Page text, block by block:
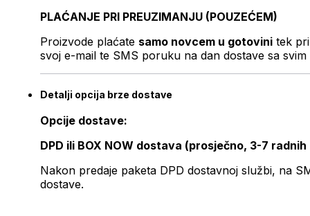
PLAĆANJE PRI PREUZIMANJU (POUZEĆEM)
Proizvode plaćate samo novcem u gotovini tek
svoj e-mail te SMS poruku na dan dostave sa svim
Detalji opcija brze dostave
Opcije dostave:
DPD ili BOX NOW dostava (prosječno, 3-7 radnih
Nakon predaje paketa DPD dostavnoj službi, na
dostave.